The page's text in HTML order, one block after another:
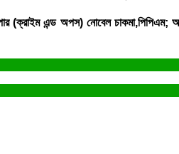
এন্ড অপস) নোবেল চাকমা,পিপিএম;